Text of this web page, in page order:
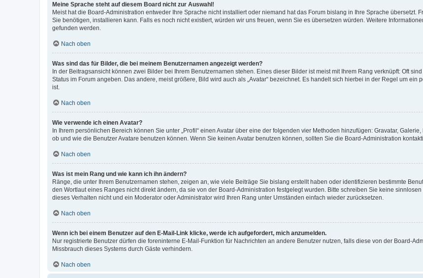
Meine Sprache steht auf diesem Board nicht zur Auswahl!
Meist hat die Board-Administration entweder Ihre Sprache nicht installiert oder niemand hat das Forum bislang in Ihre Sprache übersetzt.
Sie benötigen, installieren kann. Falls es noch nicht existiert, würden wir uns freuen, wenn Sie es übersetzen würden. Weitere
gefunden werden.
Nach oben
Was sind das für Bilder, die bei meinem Benutzernamen angezeigt werden?
In der Beitragsansicht können zwei Bilder bei Ihrem Benutzernamen stehen. Eines dieser Bilder ist meist mit Ihrem Rang verknüpft: Oft
Status im Forum angeben. Das andere, meist größere, Bild wird auch als „Avatar“ bezeichnet. Es handelt sich hierbei in der Regel um
ist.
Nach oben
Wie verwende ich einen Avatar?
In Ihrem persönlichen Bereich können Sie unter „Profil“ einen Avatar über eine der folgenden vier Methoden hinzufügen: Gravatar,
ob und wie die Benutzer Avatare benutzen können. Wenn Sie keinen Avatar benutzen können, sollten Sie die Board-Administration
Nach oben
Was ist mein Rang und wie kann ich ihn ändern?
Ränge, die unter Ihrem Benutzernamen stehen, zeigen an, wie viele Beiträge Sie bislang erstellt haben oder identifizieren bestimmte
den Wortlaut eines Ranges nicht direkt ändern, da sie von der Board-Administration festgelegt wurden. Bitte schreiben Sie keine
dieses Verhalten nicht und ein Moderator oder Administrator wird Ihren Rang unter Umständen einfach wieder zurücksetzen.
Nach oben
Wenn ich bei einem Benutzer auf den E-Mail-Link klicke, werde ich aufgefordert, mich anzumelden.
Nur registrierte Benutzer dürfen die foreninterne E-Mail-Funktion für Nachrichten an andere Benutzer nutzen, falls diese von der Board-
Missbrauch dieses Systems durch Gäste verhindern.
Nach oben